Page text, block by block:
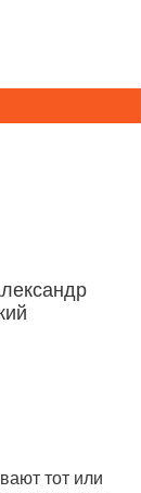
тот или